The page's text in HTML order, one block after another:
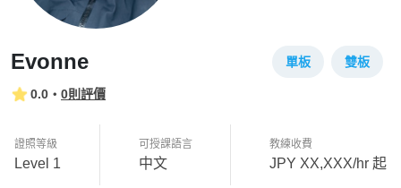
Evonne 單板 雙板
0.0 ・ 0則評價
證照等級
Level 1
可授課語言
中文
教練收費
JPY XX,XXX/hr 起